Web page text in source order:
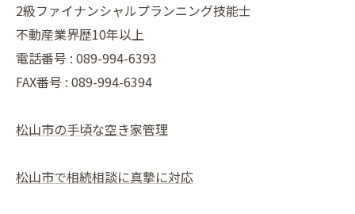
2級ファイナンシャルプランニング技能士
不動産業界歴10年以上
電話番号 : 089-994-6393
FAX番号 : 089-994-6394
松山市の手頃な空き家管理
松山市で相続相談に真摯に対応